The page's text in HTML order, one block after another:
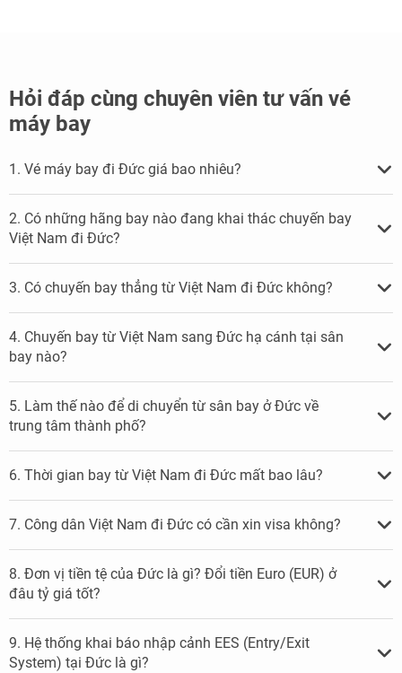
Hỏi đáp cùng chuyên viên tư vấn vé
máy bay
1. Vé máy bay đi Đức giá bao nhiêu?
2. Có những hãng bay nào đang khai thác chuyến bay
Việt Nam đi Đức?
3. Có chuyến bay thẳng từ Việt Nam đi Đức không?
4. Chuyến bay từ Việt Nam sang Đức hạ cánh tại sân
bay nào?
5. Làm thế nào để di chuyển từ sân bay ở Đức về
trung tâm thành phố?
6. Thời gian bay từ Việt Nam đi Đức mất bao lâu?
7. Công dân Việt Nam đi Đức có cần xin visa không?
8. Đơn vị tiền tệ của Đức là gì? Đổi tiền Euro (EUR) ở
đâu tỷ giá tốt?
9. Hệ thống khai báo nhập cảnh EES (Entry/Exit
System) tại Đức là gì?